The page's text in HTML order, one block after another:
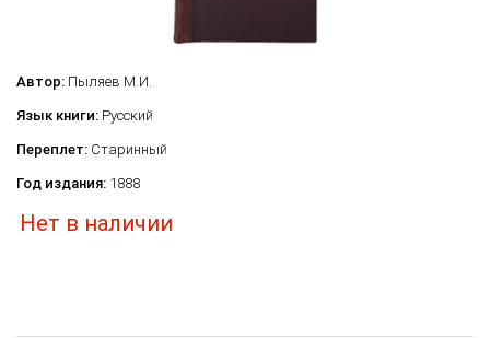
Автор: Пыляев М.И.
Язык книги: Русский
Переплет: Старинный
Год издания: 1888
Нет в наличии